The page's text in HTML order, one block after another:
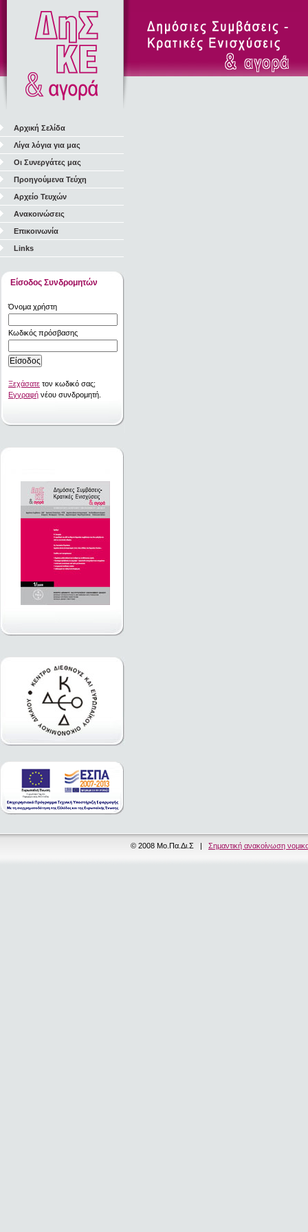
Αρχική Σελίδα
Λίγα λόγια για μας
Οι Συνεργάτες μας
Προηγούμενα Τεύχη
Αρχείο Τευχών
Ανακοινώσεις
Επικοινωνία
Links
Είσοδος Συνδρομητών
Όνομα χρήστη
Κωδικός πρόσβασης
Ξεχάσατε τον κωδικό σας;
Εγγραφή νέου συνδρομητή.
© 2008 Μο.Πα.Δι.Σ | Σημαντική ανακοίνωση